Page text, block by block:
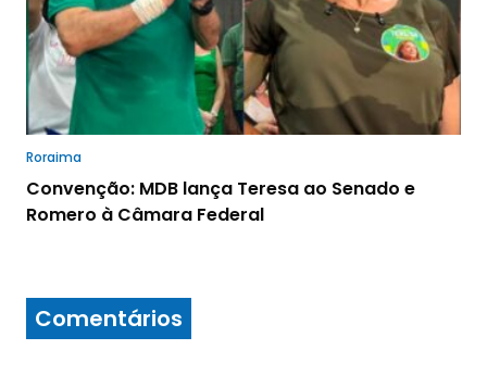
Roraima
Convenção: MDB lança Teresa ao Senado e
Romero à Câmara Federal
Comentários